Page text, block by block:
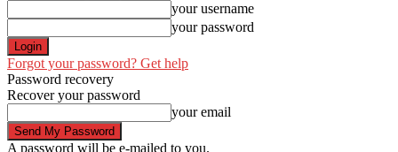
your username
your password
Forgot your password? Get help
Password recovery
Recover your password
your email
A password will be e-mailed to you.